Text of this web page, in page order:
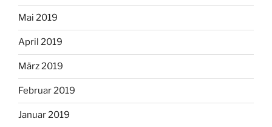
Mai 2019
April 2019
März 2019
Februar 2019
Januar 2019